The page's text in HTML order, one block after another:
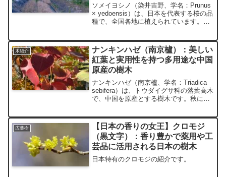
ソメイヨシノ（染井吉野、学名：Prunus
× yedoensis）は、日本を代表する桜の品
種で、全国各地に植えられています。春
や特徴、観賞価値の高さから、文化や歴
史的...
木紹介
ナンキンハゼ（南京櫨）：美しい
紅葉と実用性を持つ多用途な中国
原産の樹木
ナンキンハゼ（南京櫨、学名：Triadica
sebifera）は、トウダイグサ科の落葉高木
で、中国を原産とする樹木です。秋にな
る油脂は古くから蝋燭や石鹸の材料とし
て利...
広葉樹
【日本の香りの女王】クロモジ
（黒文字）：香り豊かで薬用や工
芸品に活用される日本の樹木
日本特有のクロモジの紹介です。